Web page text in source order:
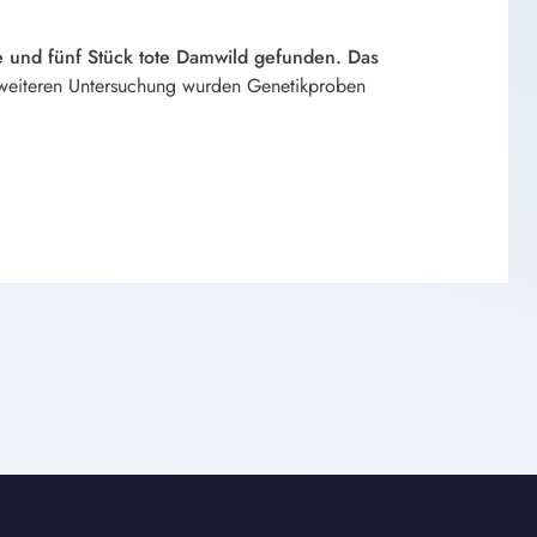
fünf Stück tote Damwild gefunden. Das
Untersuchung wurden Genetikproben